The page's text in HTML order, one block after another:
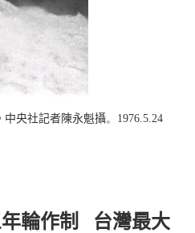
中央社記者陳永魁攝。 1976.5.24
輪作制
台灣最大